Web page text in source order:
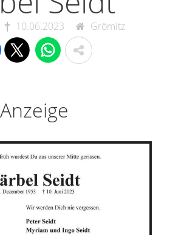
10.06.2023 Grömitz
Anzeige